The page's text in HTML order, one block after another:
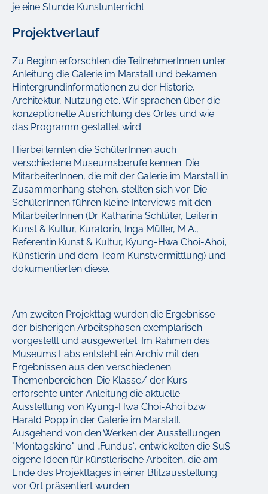
je eine Stunde Kunstunterricht.
Projektverlauf
Zu Beginn erforschten die TeilnehmerInnen unter
Anleitung die Galerie im Marstall und bekamen
Hintergrundinformationen zu der Historie,
Architektur, Nutzung etc. Wir sprachen über die
konzeptionelle Ausrichtung des Ortes und wie
das Programm gestaltet wird.
Hierbei lernten die SchülerInnen auch
verschiedene Museumsberufe kennen. Die
MitarbeiterInnen, die mit der Galerie im Marstall in
Zusammenhang stehen, stellten sich vor. Die
SchülerInnen führen kleine Interviews mit den
MitarbeiterInnen (Dr. Katharina Schlüter, Leiterin
Kunst & Kultur, Kuratorin, Inga Müller, M.A.,
Referentin Kunst & Kultur, Kyung-Hwa Choi-Ahoi,
Künstlerin und dem Team Kunstvermittlung) und
dokumentierten diese.
Am zweiten Projekttag wurden die Ergebnisse
der bisherigen Arbeitsphasen exemplarisch
vorgestellt und ausgewertet. Im Rahmen des
Museums Labs entsteht ein Archiv mit den
Ergebnissen aus den verschiedenen
Themenbereichen. Die Klasse/ der Kurs
erforschte unter Anleitung die aktuelle
Ausstellung von Kyung-Hwa Choi-Ahoi bzw.
Harald Popp in der Galerie im Marstall.
Ausgehend von den Werken der Ausstellungen
"Montagskino" und „Fundus“, entwickelten die SuS
eigene Ideen für künstlerische Arbeiten, die am
Ende des Projekttages in einer Blitzausstellung
vor Ort präsentiert wurden.